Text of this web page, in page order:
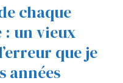
chaque
un vieux
que je
années